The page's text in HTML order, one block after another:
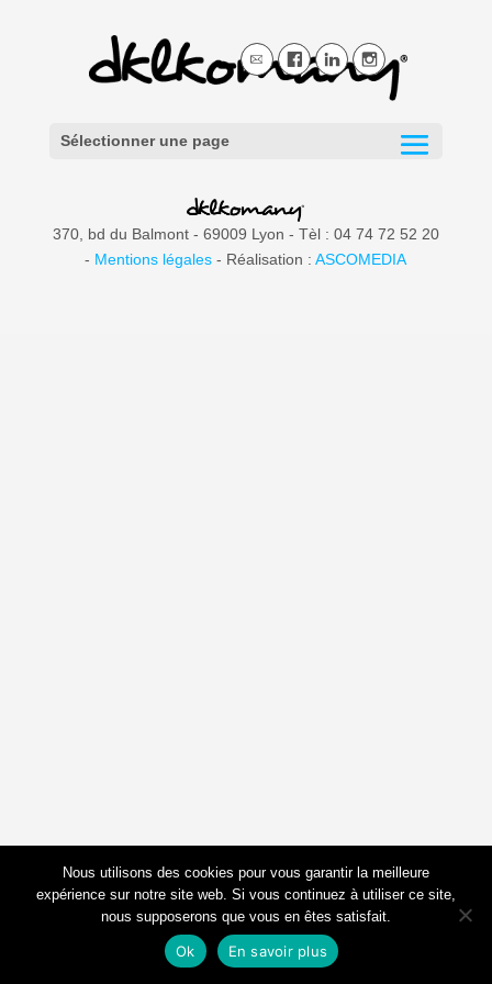
Sélectionner une page
370, bd du Balmont - 69009 Lyon - Tèl : 04 74 72 52 20
- Mentions légales - Réalisation :ASCOMEDIA
Nous utilisons des cookies pour vous garantir la meilleure
expérience sur notre site web. Si vous continuez à utiliser ce site,
nous supposerons que vous en êtes satisfait.
Ok En savoir plus
Contactez-nous